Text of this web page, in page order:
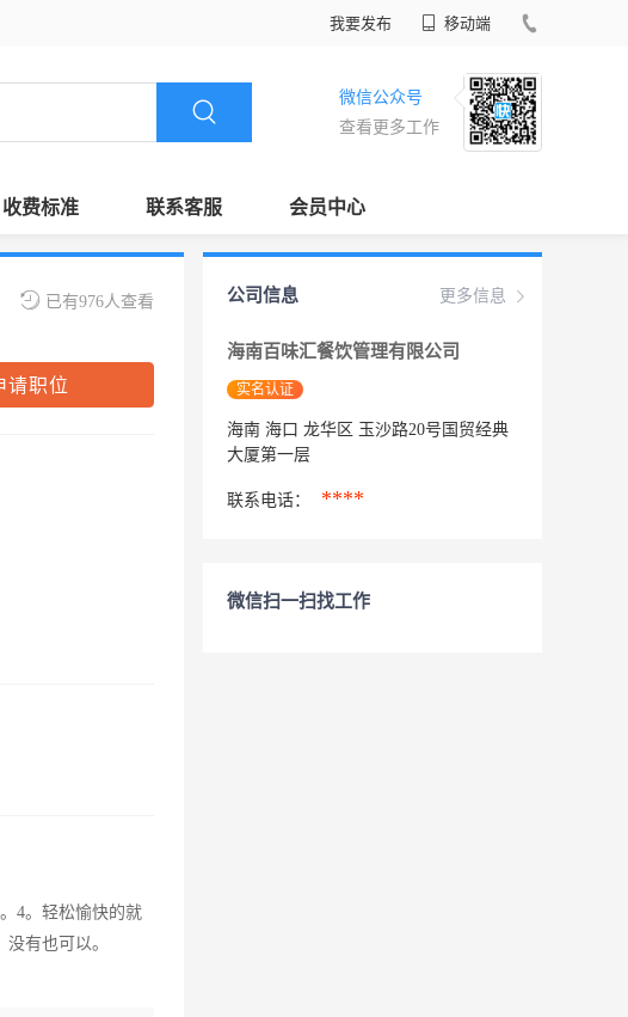
我要发布 移动端
微信公众号
查看更多工作
收费标准 联系客服 会员中心
已有976人查看
请职位
4。轻松愉快的就
有也可以。
更多信息
公司信息
海南百味汇餐饮管理有限公司
实名认证
海南 海口 龙华区 玉沙路20号国贸经典
大厦第一层
联系电话： ****
微信扫一扫找工作